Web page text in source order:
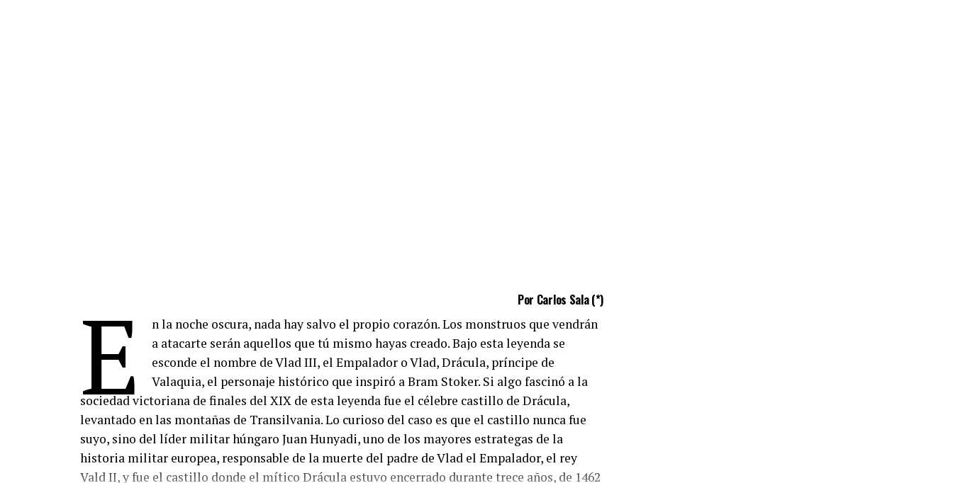
Por Carlos Sala (*)
E
n la noche oscura, nada hay salvo el propio corazón. Los monstruos que vendrán
a atacarte serán aquellos que tú mismo hayas creado. Bajo esta leyenda se
esconde el nombre de Vlad III, el Empalador o Vlad, Drácula, príncipe de
Valaquia, el personaje histórico que inspiró a Bram Stoker. Si algo fascinó a la
sociedad victoriana de finales del XIX de esta leyenda fue el célebre castillo de Drácula,
levantado en las montañas de Transilvania. Lo curioso del caso es que el castillo nunca fue
suyo, sino del líder militar húngaro Juan Hunyadi, uno de los mayores estrategas de la
historia militar europea, responsable de la muerte del padre de Vlad el Empalador, el rey
Vald II, y fue el castillo donde el mítico Drácula estuvo encerrado durante trece años, de 1462